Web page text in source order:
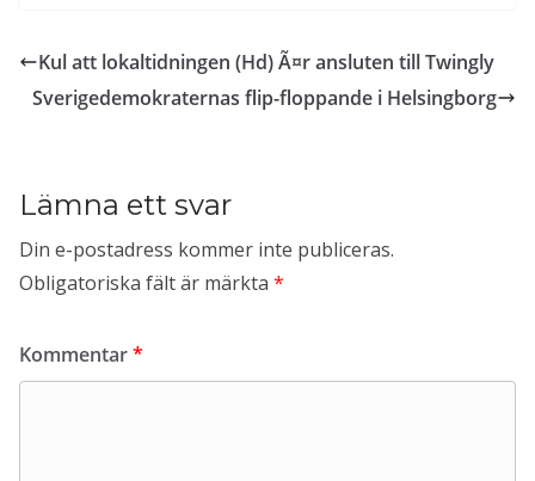
Kul att lokaltidningen (Hd) Ã¤r ansluten till Twingly
Sverigedemokraternas flip-floppande i Helsingborg
Lämna ett svar
Din e-postadress kommer inte publiceras.
Obligatoriska fält är märkta *
Kommentar*